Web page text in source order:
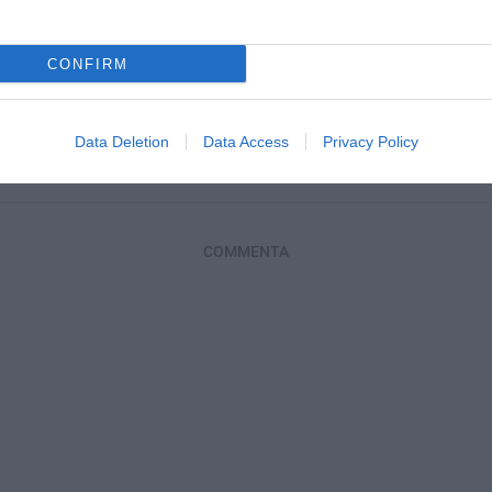
CONFIRM
Data Deletion Data Access Privacy Policy
attese,
di una
regolarizza 1,2 milioni di
migranti: ecco come
teatrino
COMMENTA